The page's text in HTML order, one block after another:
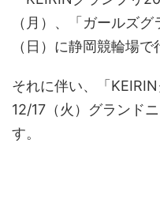
（月）、「ガールズ
（日）に静岡競輪場で
それに伴い、「
12/17（火）グランド
す。